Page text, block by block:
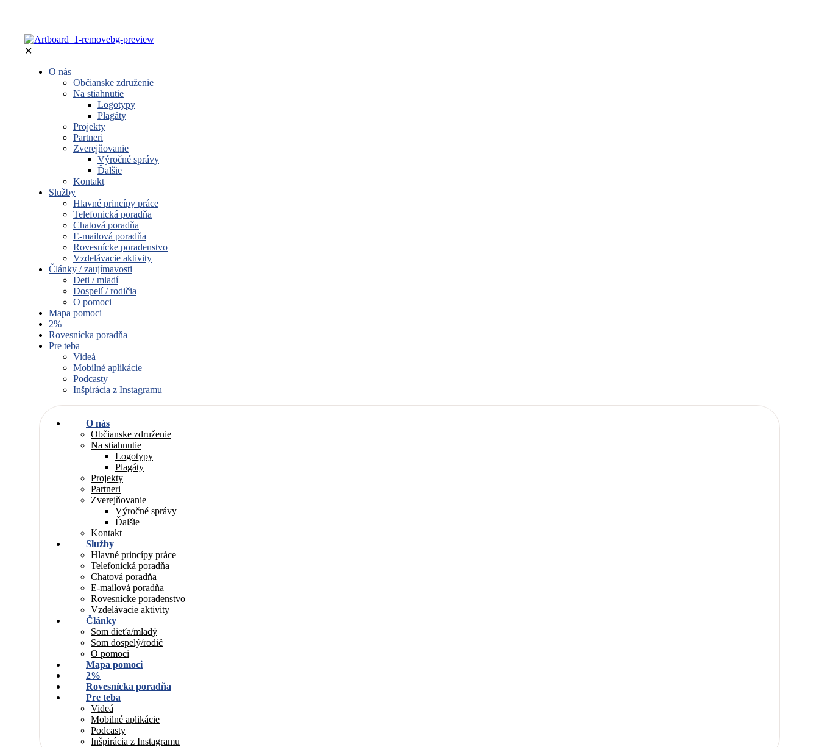
✕
O nás
Občianske združenie
Na stiahnutie
Logotypy
Plagáty
Projekty
Partneri
Zverejňovanie
Výročné správy
Ďalšie
Kontakt
Služby
Hlavné princípy práce
Telefonická poradňa
Chatová poradňa
E-mailová poradňa
Rovesnícke poradenstvo
Vzdelávacie aktivity
Články / zaujímavosti
Deti / mladí
Dospelí / rodičia
O pomoci
Mapa pomoci
2%
Rovesnícka poradňa
Pre teba
Videá
Mobilné aplikácie
Podcasty
Inšpirácia z Instagramu
O nás
Občianske združenie
Na stiahnutie
Logotypy
Plagáty
Projekty
Partneri
Zverejňovanie
Výročné správy
Ďalšie
Kontakt
Služby
Hlavné princípy práce
Telefonická poradňa
Chatová poradňa
E-mailová poradňa
Rovesnícke poradenstvo
Vzdelávacie aktivity
Články
Som dieťa/mladý
Som dospelý/rodič
O pomoci
Mapa pomoci
2%
Rovesnícka poradňa
Pre teba
Videá
Mobilné aplikácie
Podcasty
Inšpirácia z Instagramu